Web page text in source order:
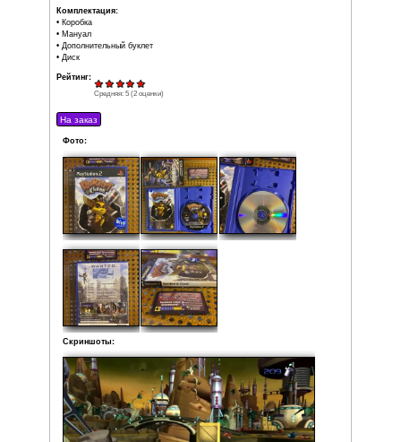
Игра была положительно воспринята критиками за
разнообразие игрового процесса, а также за
фантастический сюжет.
Издатель: SCEE
Product ID: SCES-50916
Дата выпуска: 2002
Жанр: Action / Platformer / 3D
Кол-во игроков: 1
Состояние: Очень хорошее (рабочая поверхность
царапин)
Локализация: Английская версия
Комплектация:
• Коробка
• Мануал
• Дополнительный буклет
• Диск
Рейтинг:
Средняя:5 (2оценки)
Фото: